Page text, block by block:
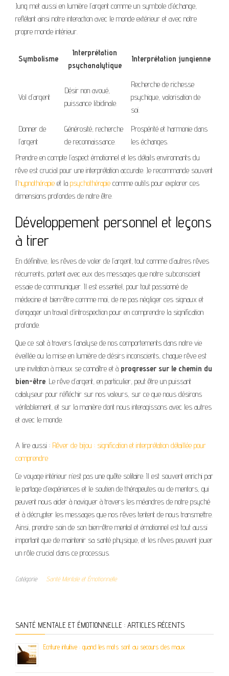
Jung met aussi en lumière l’argent comme un symbole d’échange,
reflétant ainsi notre interaction avec le monde extérieur et avec notre
propre monde intérieur.
Symbolisme
Interprétation
psychanalytique
Interprétation jungienne
Vol d’argent
Désir non avoué,
puissance libidinale.
Recherche de richesse
psychique, valorisation de
soi.
Donner de
l’argent
Générosité, recherche
de reconnaissance.
Prospérité et harmonie dans
les échanges.
Prendre en compte l’aspect émotionnel et les détails environnants du
rêve est crucial pour une interprétation accurate. Je recommande souvent
l’hypnothérapie et la psychothérapie comme outils pour explorer ces
dimensions profondes de notre être.
Développement personnel et leçons
à tirer
En définitive, les rêves de voler de l’argent, tout comme d’autres rêves
récurrents, portent avec eux des messages que notre subconscient
essaie de communiquer. Il est essentiel, pour tout passionné de
médecine et bien-être comme moi, de ne pas négliger ces signaux et
d’engager un travail d’introspection pour en comprendre la signification
profonde.
Que ce soit à travers l’analyse de nos comportements dans notre vie
éveillée ou la mise en lumière de désirs inconscients, chaque rêve est
une invitation à mieux se connaître et à progresser sur le chemin du
bien-être. Le rêve d’argent, en particulier, peut être un puissant
catalyseur pour réfléchir sur nos valeurs, sur ce que nous désirons
véritablement, et sur la manière dont nous interagissons avec les autres
et avec le monde.
A lire aussi : Rêver de bijou : signification et interprétation détaillée pour
comprendre
Ce voyage intérieur n’est pas une quête solitaire. Il est souvent enrichi par
le partage d’expériences et le soutien de thérapeutes ou de mentors, qui
peuvent nous aider à naviguer à travers les méandres de notre psyché
et à décrypter les messages que nos rêves tentent de nous transmettre.
Ainsi, prendre soin de son bien-être mental et émotionnel est tout aussi
important que de maintenir sa santé physique, et les rêves peuvent jouer
un rôle crucial dans ce processus.
Catégorie Santé Mentale et Émotionnelle
SANTÉ MENTALE ET ÉMOTIONNELLE : ARTICLES RÉCENTS
Ecriture intuitive : quand les mots sont au secours des maux